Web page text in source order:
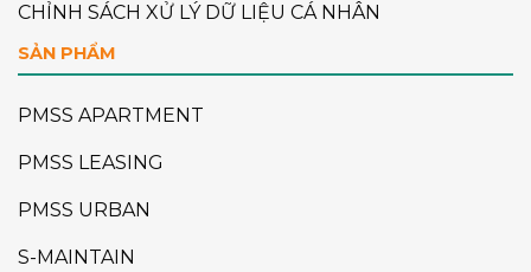
CHỈNH SÁCH XỬ LÝ DỮ LIỆU CÁ NHÂN
SẢN PHẨM
PMSS APARTMENT
PMSS LEASING
PMSS URBAN
S-MAINTAIN